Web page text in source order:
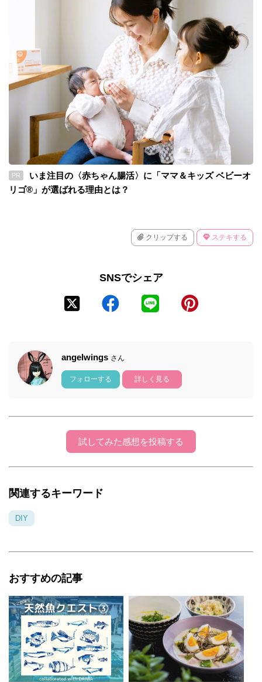
PR
いま注目の〈赤ちゃん腸活〉に「ママ＆キッズ ベビーオ
リゴ®」が選ばれる理由とは？
クリップする ステキする
SNSでシェア
angelwings さん
フォローする 詳しく見る
試してみた感想を投稿する
関連するキーワード
DIY
おすすめの記事